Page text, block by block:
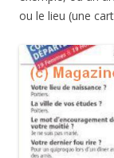
ou le lieu (une